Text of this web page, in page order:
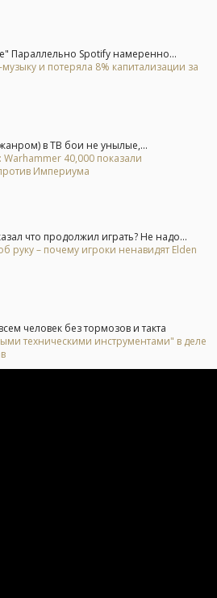
Параллельно Spotify намеренно...
и потеряла 8% капитализации за
в ТВ бои не унылые,...
40,000 показали
Империума
что продолжил играть? Не надо...
руку – почему игроки ненавидят Elden
человек без тормозов и такта
техническими инструментами" в деле